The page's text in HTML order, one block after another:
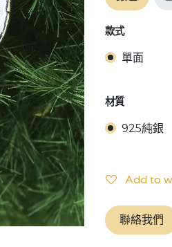
款式
單面
材質
925純銀
Add to
聯絡我們